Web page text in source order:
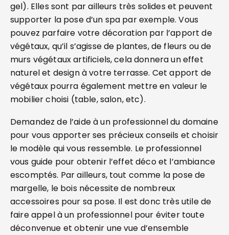
gel). Elles sont par ailleurs très solides et peuvent
supporter la pose d’un spa par exemple. Vous
pouvez parfaire votre décoration par l’apport de
végétaux, qu’il s’agisse de plantes, de fleurs ou de
murs végétaux artificiels, cela donnera un effet
naturel et design à votre terrasse. Cet apport de
végétaux pourra également mettre en valeur le
mobilier choisi (table, salon, etc).
Demandez de l’aide à un professionnel du domaine
pour vous apporter ses précieux conseils et choisir
le modèle qui vous ressemble. Le professionnel
vous guide pour obtenir l’effet déco et l’ambiance
escomptés. Par ailleurs, tout comme la pose de
margelle, le bois nécessite de nombreux
accessoires pour sa pose. Il est donc très utile de
faire appel à un professionnel pour éviter toute
déconvenue et obtenir une vue d’ensemble